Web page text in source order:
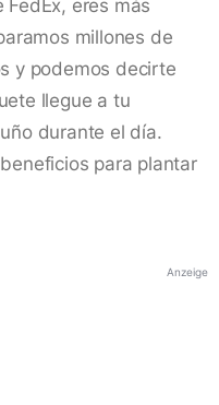
eres más
millones de
y podemos decirte
llegue a tu
durante el día.
para plantar
Anzeige